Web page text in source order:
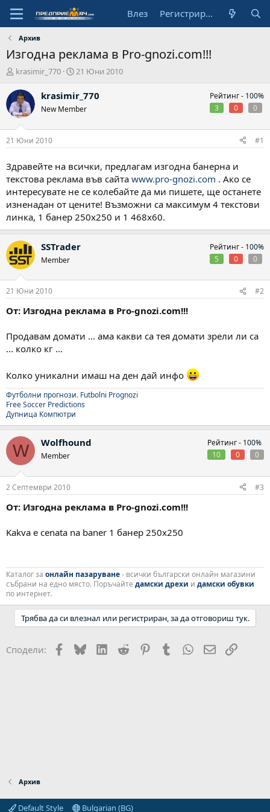
Влез Регистрирай се
Архив
Изгодна реклама в Pro-gnozi.com!!!
А
т
о
р
krasimir_770
Н
ч
а
л
д
т
а
21 Юни 2010
krasimir_770
New Member
Рейтинг - 100%
3
0 0
21 Юни 2010 #1
Здравейте на всички, предлагам изгодна банерна и
текстова реклама във сайта www.pro-gnozi.com . Ако се
интересувате не се колебайте да ми пишете, ще останете
изненадан от цените! Възможни са максимум 4 текстови
линка, 1 банер 250х250 и 1 468х60.
SSTrader
Member
Рейтинг - 100%
5
0 0
21 Юни 2010 #2
От: Изгодна реклама в Pro-gnozi.com!!!
Продавам домати ... ама какви са тея домати зрели ли са
... колко кг ...
Колко уникални имаш на ден дай инфо
Футболни прогнози. Futbolni Prognozi
Free Soccer Predictions
Дупница Компютри
W Wolfhound
Member
Рейтинг - 100%
10
0 0
2 Септември 2010 #3
От: Изгодна реклама в Pro-gnozi.com!!!
Kakva e cenata na baner 1 банер 250х250
Каталог за онлайн пазаруване- всички български онлайн магазини
събрани на едно място. Поръчайте дамски дрехи и дамски обувки
по интернет.
Трябва да си влезнал или регистриран, за да отговориш тук.
Сподели: Facebook
BlueskyLinkedIn
Reddit PinterestTumblr WhatsApp
EmailLink
Архив
Default Style Bulgarian (BG)